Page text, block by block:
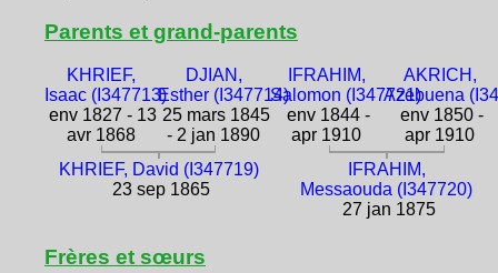
Parents et grand-parents
KHRIEF,
Isaac (I347713)
env 1827 - 13
avr 1868
DJIAN,
Esther (I347714)
25 mars 1845
- 2 jan 1890
IFRAHIM,
Salomon (I347721)
env 1844 -
apr 1910
AKRICH,
Azebuena
env 1850 -
apr 1910
KHRIEF, David (I347719)
23 sep 1865
IFRAHIM,
Messaouda (I347720)
27 jan 1875
Frères et sœurs